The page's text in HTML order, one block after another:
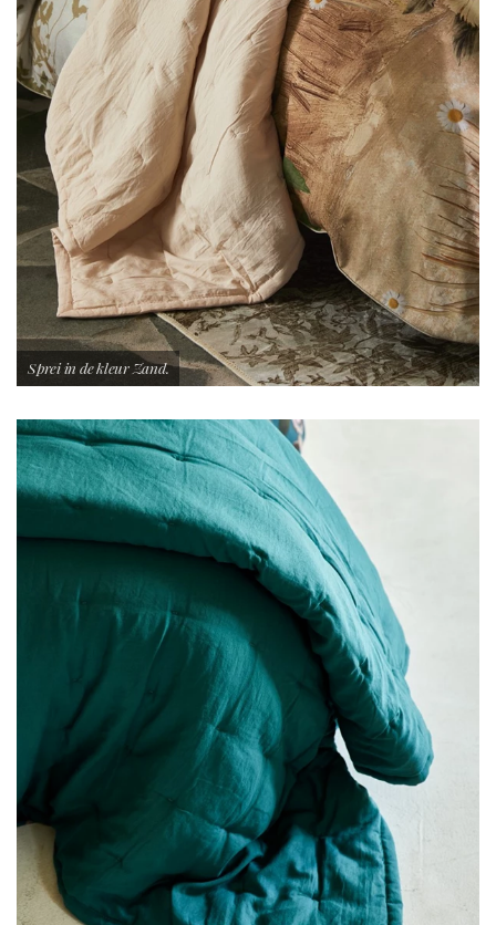
Sprei in de kleur Zand.